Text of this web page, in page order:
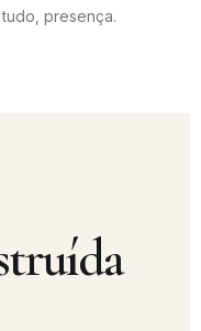
presença.